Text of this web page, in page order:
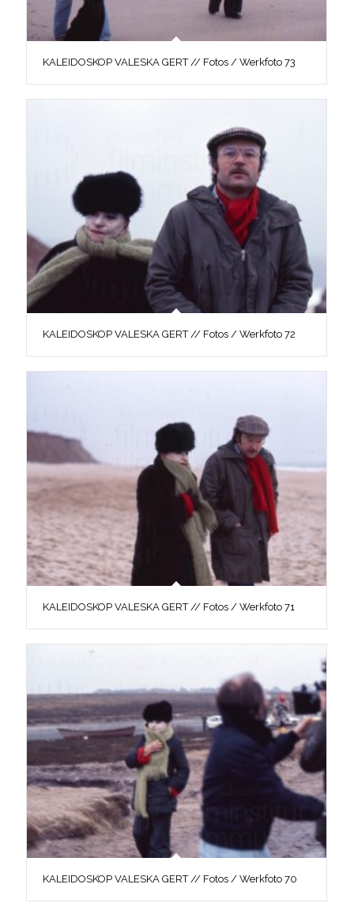
KALEIDOSKOP VALESKA GERT // Fotos / Werkfoto 73
KALEIDOSKOP VALESKA GERT // Fotos / Werkfoto 72
KALEIDOSKOP VALESKA GERT // Fotos / Werkfoto 71
KALEIDOSKOP VALESKA GERT // Fotos / Werkfoto 70